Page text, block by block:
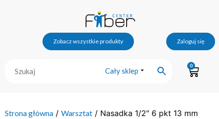
Zobacz wszystkie produkty Zaloguj się
Cały sklep
0
Strona główna / Warsztat / Nasadka 1/2″ 6 pkt 13 mm